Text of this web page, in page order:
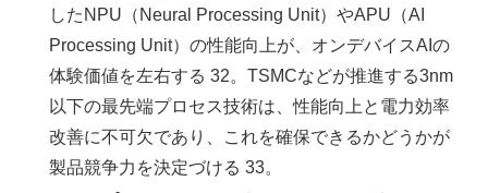
したNPU（Neural Processing Unit）やAPU（AI
Processing Unit）の性能向上が、オンデバイスAIの
体験価値を左右する 32。TSMCなどが推進する3nm
以下の最先端プロセス技術は、性能向上と電力効率
改善に不可欠であり、これを確保できるかどうかが
製品競争力を決定づける 33。